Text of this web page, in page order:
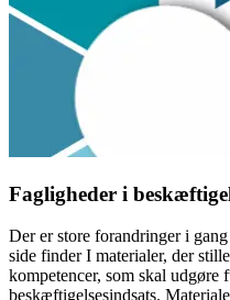
Fagligheder i
Der er store forandringer i
side finder I materialer, der
kompetencer, som skal udgøre
beskæftigelsesindsats.